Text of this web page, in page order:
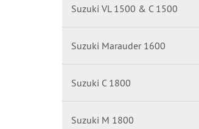
Suzuki VL 1500 & C 1500
Suzuki Marauder 1600
Suzuki C 1800
Suzuki M 1800